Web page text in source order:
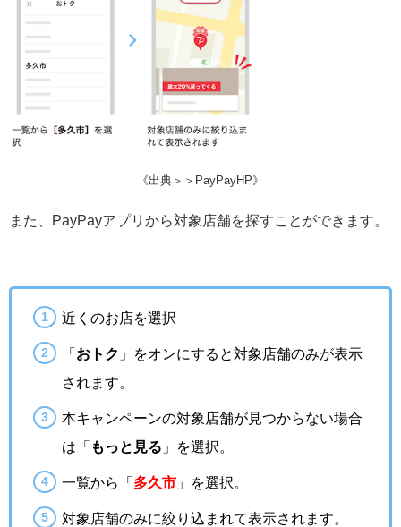
《出典＞＞PayPayHP》
また、PayPayアプリから対象店舗を探すことができます。
近くのお店を選択
「 おトク 」をオンにすると対象店舗のみが表示
されます。
本キャンペーンの対象店舗が見つからない場合
は「 もっと見る 」を選択。
一覧から「 多久市 」を選択。
対象店舗のみに絞り込まれて表示されます。